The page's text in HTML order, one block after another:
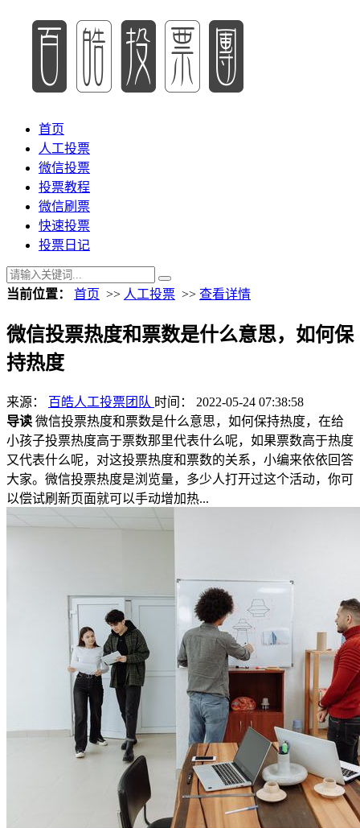
首页
人工投票
微信投票
投票教程
微信刷票
快速投票
投票日记
当前位置： 首页 >> 人工投票 >> 查看详情
微信投票热度和票数是什么意思，如何保
持热度
来源： 百皓人工投票团队 时间： 2022-05-24 07:38:58
导读 微信投票热度和票数是什么意思，如何保持热度，在给
小孩子投票热度高于票数那里代表什么呢，如果票数高于热度
又代表什么呢，对这投票热度和票数的关系，小编来依依回答
大家。微信投票热度是浏览量，多少人打开过这个活动，你可
以偿试刷新页面就可以手动增加热...